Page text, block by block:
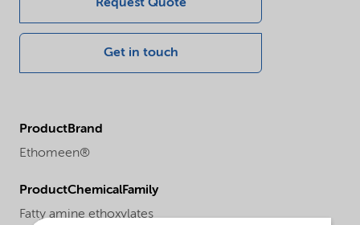
Request Quote
Get in touch
ProductBrand
Ethomeen®
ProductChemicalFamily
Fatty amine ethoxylates